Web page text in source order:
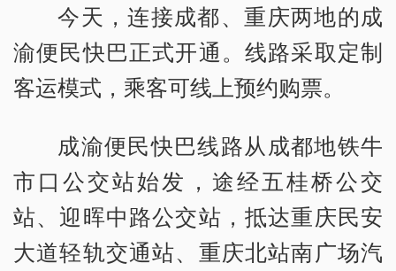
今天，连接成都、重庆两地的成
渝便民快巴正式开通。线路采取定制
客运模式，乘客可线上预约购票。
成渝便民快巴线路从成都地铁牛
市口公交站始发，途经五桂桥公交
站、迎晖中路公交站，抵达重庆民安
大道轻轨交通站、重庆北站南广场汽